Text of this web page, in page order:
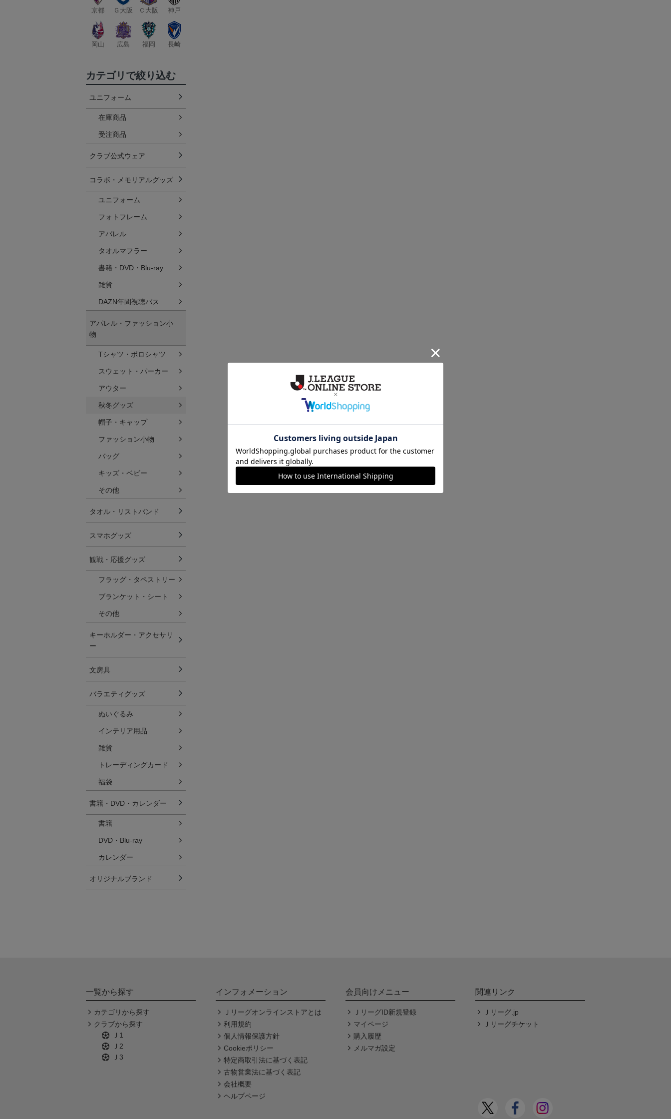
京都 Ｇ大阪 Ｃ大阪 神戸
岡山 広島 福岡 長崎
カテゴリで絞り込む
ユニフォーム
在庫商品
受注商品
クラブ公式ウェア
コラボ・メモリアルグッズ
ユニフォーム
フォトフレーム
アパレル
タオルマフラー
書籍・DVD・Blu-ray
雑貨
DAZN年間視聴パス
アパレル・ファッション小
物
Tシャツ・ポロシャツ
スウェット・パーカー
アウター
秋冬グッズ
帽子・キャップ
ファッション小物
バッグ
キッズ・ベビー
その他
タオル・リストバンド
スマホグッズ
観戦・応援グッズ
フラッグ・タペストリー
ブランケット・シート
その他
キーホルダー・アクセサリ
ー
文房具
バラエティグッズ
ぬいぐるみ
インテリア用品
雑貨
トレーディングカード
福袋
書籍・DVD・カレンダー
書籍
DVD・Blu-ray
カレンダー
オリジナルブランド
一覧から探す
カテゴリから探す
クラブから探す
Ｊ1
Ｊ2
Ｊ3
インフォメーション
Ｊリーグオンラインストアとは
利用規約
個人情報保護方針
Cookieポリシー
特定商取引法に基づく表記
古物営業法に基づく表記
会社概要
ヘルプページ
会員向けメニュー
ＪリーグID新規登録
マイページ
購入履歴
メルマガ設定
関連リンク
Ｊリーグ.jp
Ｊリーグチケット